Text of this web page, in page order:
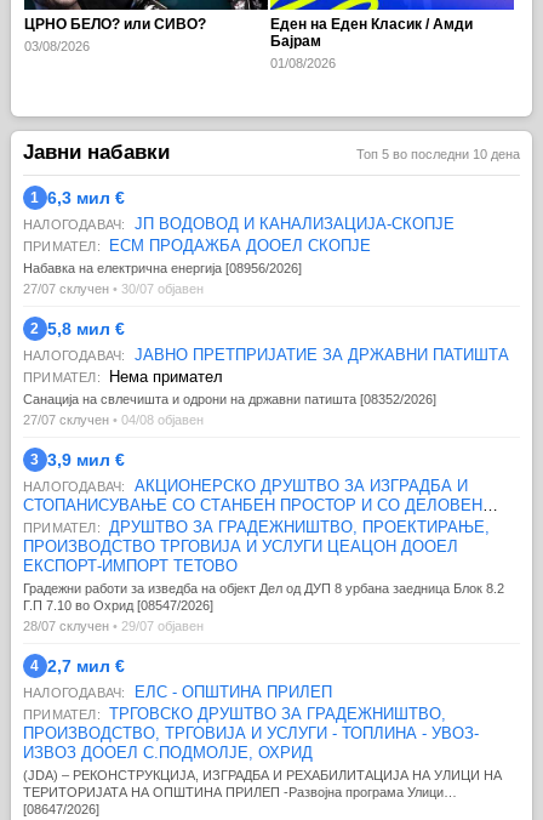
ЦРНО БЕЛО? или СИВО?
03/08/2026
Еден на Еден Класик / Амди
Бајрам
01/08/2026
Јавни набавки Топ 5 во последни 10 дена
1 6,3 мил €
НАЛОГОДАВАЧ: ЈП ВОДОВОД И КАНАЛИЗАЦИЈА-СКОПЈЕ
ПРИМАТЕЛ: ЕСМ ПРОДАЖБА ДООЕЛ СКОПЈЕ
Набавка на електрична енергија [08956/2026]
27/07 склучен • 30/07 објавен
2 5,8 мил €
НАЛОГОДАВАЧ: ЈАВНО ПРЕТПРИЈАТИЕ ЗА ДРЖАВНИ ПАТИШТА
ПРИМАТЕЛ: Нема примател
Санација на свлечишта и одрони на државни патишта [08352/2026]
27/07 склучен • 04/08 објавен
3 3,9 мил €
НАЛОГОДАВАЧ:
АКЦИОНЕРСКО ДРУШТВО ЗА ИЗГРАДБА И
СТОПАНИСУВАЊЕ СО СТАНБЕН ПРОСТОР И СО ДЕЛОВЕН
ПРОСТОР ОД ЗНАЧЕЊЕ ЗА РЕПУБЛИКАТА - СКОПЈЕ
ПРИМАТЕЛ:
ДРУШТВО ЗА ГРАДЕЖНИШТВО, ПРОЕКТИРАЊЕ,
ПРОИЗВОДСТВО ТРГОВИЈА И УСЛУГИ ЦЕАЦОН ДООЕЛ
ЕКСПОРТ-ИМПОРТ ТЕТОВО
Градежни работи за изведба на објект Дел од ДУП 8 урбана заедница Блок 8.2
Г.П 7.10 во Охрид [08547/2026]
28/07 склучен • 29/07 објавен
4 2,7 мил €
НАЛОГОДАВАЧ: ЕЛС - ОПШТИНА ПРИЛЕП
ПРИМАТЕЛ:
ТРГОВСКО ДРУШТВО ЗА ГРАДЕЖНИШТВО,
ПРОИЗВОДСТВО, ТРГОВИЈА И УСЛУГИ - ТОПЛИНА - УВОЗ-
ИЗВОЗ ДООЕЛ С.ПОДМОЛЈЕ, ОХРИД
(ЈDА) – РЕКОНСТРУКЦИЈА, ИЗГРАДБА И РЕХАБИЛИТАЦИЈА НА УЛИЦИ НА
ТЕРИТОРИЈАТА НА ОПШТИНА ПРИЛЕП -Развојна програма Улици…
[08647/2026]